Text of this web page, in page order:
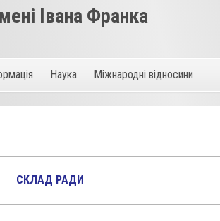
Івана Франка
Наука Міжнародні відносини
СКЛАД РАДИ